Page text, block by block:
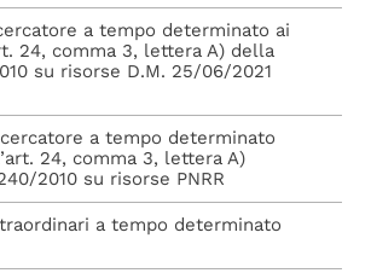
a tempo determinato ai
24, comma 3, lettera A) della
su risorse D.M. 25/06/2021
a tempo determinato
24, comma 3, lettera A)
2010 su risorse PNRR
a tempo determinato